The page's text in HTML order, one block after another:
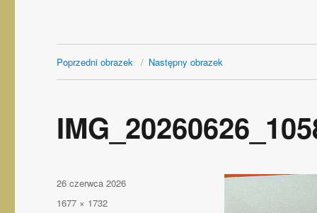
Poprzedni obrazek Następny obrazek
Opublikowano
26 czerwca 2026
Pełny
1677 × 1732